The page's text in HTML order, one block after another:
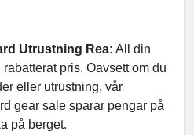
Utrustning Rea: All din
pris. Oavsett om du
eller utrustning, vår
gear sale sparar pengar på
på berget.